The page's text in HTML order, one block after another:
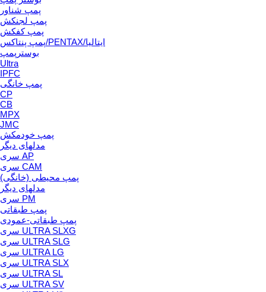
پمپ شناور
پمپ لجنکش
پمپ کفکش
پمپ پنتاکس/PENTAX/ایتالیا
بوسترپمپ
Ultra
IPFC
پمپ خانگی
CP
CB
MPX
JMC
پمپ خودمکش
مدلهای دیگر
سری AP
سری CAM
پمپ محیطی (خانگی)
مدلهای دیگر
سری PM
پمپ طبقاتی
پمپ طبقاتی-عمودی
سری ULTRA SLXG
سری ULTRA SLG
سری ULTRA LG
سری ULTRA SLX
سری ULTRA SL
سری ULTRA SV